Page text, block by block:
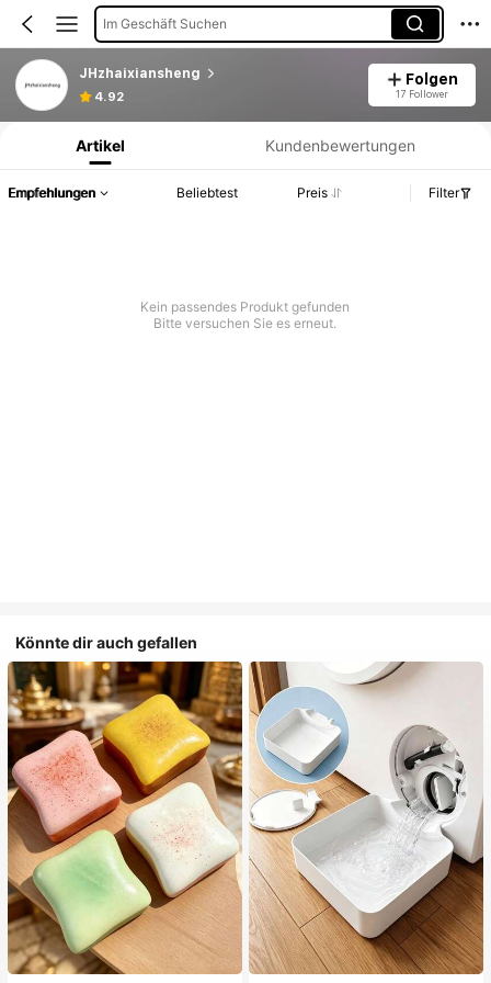
Im Geschäft Suchen
JHzhaixiansheng
4.92
Folgen
17 Follower
Produktinformation: Preisangabe, Verkaufs- und Lagerbestandsdetails.
Artikel Kundenbewertungen
Empfehlungen Beliebtest Preis Filter
Kein passendes Produkt gefunden
Bitte versuchen Sie es erneut.
Könnte dir auch gefallen